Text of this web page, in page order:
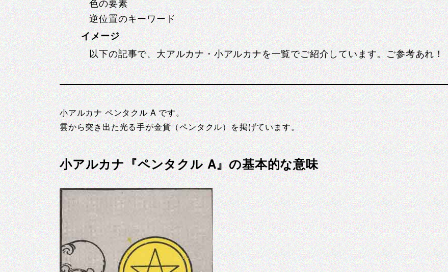
逆位置のキーワード
イメージ
以下の記事で、大アルカナ・小アルカナを一覧でご紹介しています。ご参考あれ！
小アルカナ ペンタクル A です。
雲から突き出た光る手が金貨（ペンタクル）を掲げています。
小アルカナ『ペンタクル A』の基本的な意味